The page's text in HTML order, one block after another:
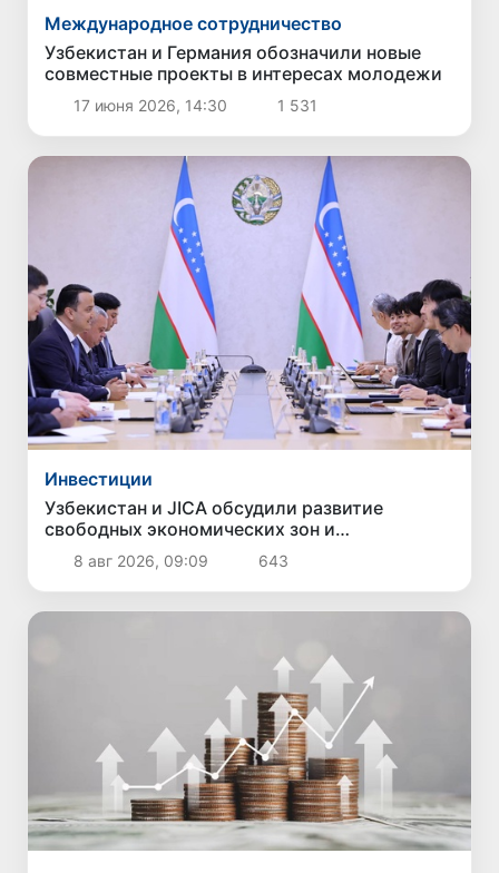
Международное сотрудничество
Узбекистан и Германия обозначили новые
совместные проекты в интересах молодежи
17 июня 2026, 14:30 1 531
Инвестиции
Узбекистан и JICA обсудили развитие
свободных экономических зон и
привлечение инвестиций
8 авг 2026, 09:09 643